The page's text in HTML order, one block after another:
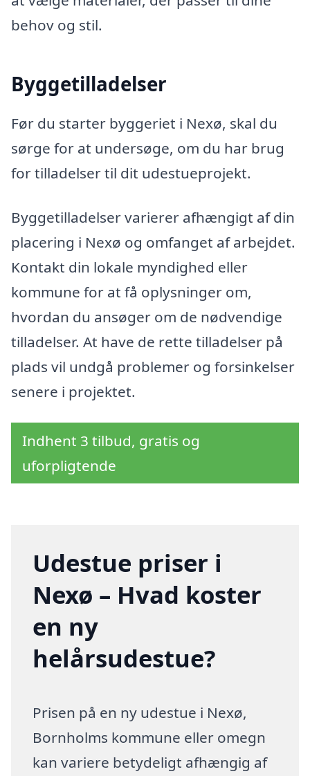
behov og stil.
Byggetilladelser
Før du starter byggeriet i Nexø, skal du
sørge for at undersøge, om du har brug
for tilladelser til dit udestueprojekt.
Byggetilladelser varierer afhængigt af din
placering i Nexø og omfanget af arbejdet.
Kontakt din lokale myndighed eller
kommune for at få oplysninger om,
hvordan du ansøger om de nødvendige
tilladelser. At have de rette tilladelser på
plads vil undgå problemer og forsinkelser
senere i projektet.
Indhent 3 tilbud, gratis og
uforpligtende
Udestue priser i
Nexø – Hvad koster
en ny
helårsudestue?
Prisen på en ny udestue i Nexø,
Bornholms kommune eller omegn
kan variere betydeligt afhængig af